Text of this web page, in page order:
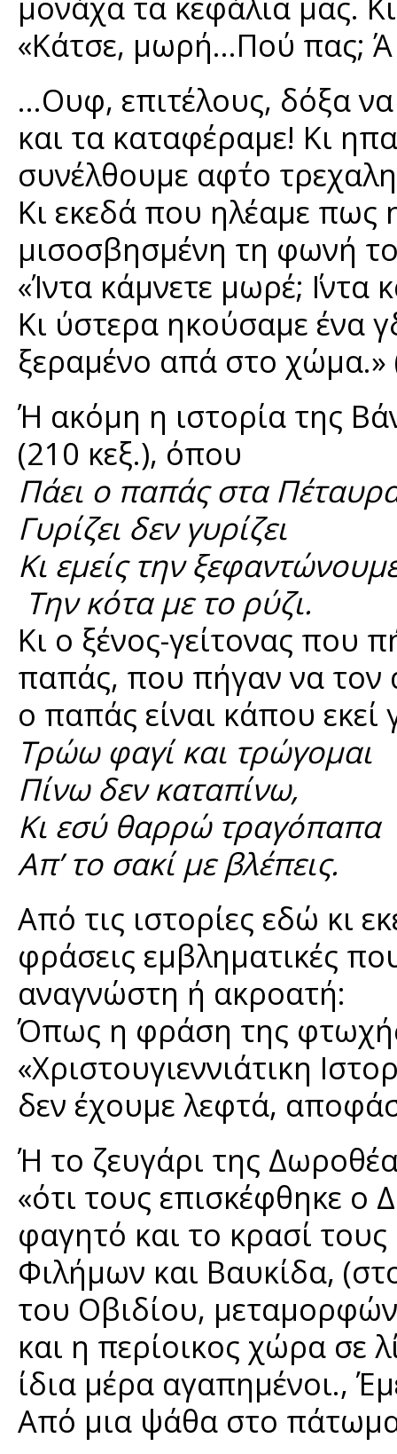
«Κάτσε, μωρή…Πού πας; Ά
…Ουφ, επιτέλους, δόξα
και τα καταφέραμε! Κι
συνέλθουμε αφ΄το
Κι εκεδά που ηλέαμε πως
μισοσβησμένη τη φωνή
«Ίντα κάμνετε μωρέ; ΄Ιντα
Κι ύστερα ηκούσαμε ένα
ξεραμένο απά στο χώμα.»
Ή ακόμη η ιστορία της
(210 κεξ.), όπου
Πάει ο παπάς στα
Γυρίζει δεν γυρίζει
Κι εμείς την
Την κότα με το ρύζι.
Κι ο ξένος-γείτονας που
παπάς, που πήγαν να τον
ο παπάς είναι κάπου
Τρώω φαγί και τρώγομαι
Πίνω δεν καταπίνω,
Κι εσύ θαρρώ τραγόπαπα
Απ’ το σακί με βλέπεις.
Από τις ιστορίες εδώ κι
φράσεις εμβληματικές
αναγνώστη ή ακροατή:
Όπως η φράση της
«Χριστουγιεννιάτικη
δεν έχουμε λεφτά,
Ή το ζευγάρι της
«ότι τους επισκέφθηκε ο
φαγητό και το κρασί
Φιλήμων και Βαυκίδα,
του Οβιδίου,
και η περίοικος χώρα σε
ίδια μέρα αγαπημένοι.,
Από μια ψάθα στο